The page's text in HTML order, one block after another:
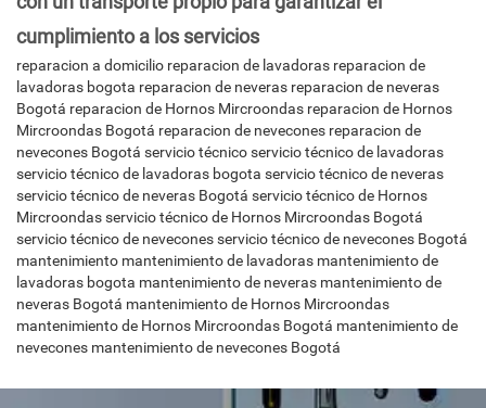
cumplimiento a los servicios
reparacion a domicilio reparacion de lavadoras reparacion de
lavadoras bogota reparacion de neveras reparacion de neveras
Bogotá reparacion de Hornos Mircroondas reparacion de Hornos
Mircroondas Bogotá reparacion de nevecones reparacion de
nevecones Bogotá servicio técnicoservicio técnico de lavadoras
servicio técnico de lavadoras bogota servicio técnico de neveras
servicio técnico de neveras Bogotá servicio técnico de Hornos
Mircroondasservicio técnico de Hornos Mircroondas Bogotá
servicio técnico de neveconesservicio técnico de nevecones Bogotá
mantenimiento mantenimiento de lavadoras mantenimiento de
lavadoras bogota mantenimiento de neveras mantenimiento de
neveras Bogotá mantenimiento de Hornos Mircroondas
mantenimiento de Hornos Mircroondas Bogotá mantenimiento de
nevecones mantenimiento de nevecones Bogotá